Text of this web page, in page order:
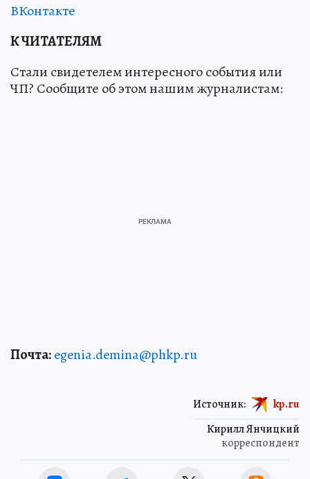
ВКонтакте
К ЧИТАТЕЛЯМ
Стали свидетелем интересного события или
ЧП? Сообщите об этом нашим журналистам:
Почта:egenia.demina@phkp.ru
Кирилл Янчицкий
корреспондент
Источник: kp.ru